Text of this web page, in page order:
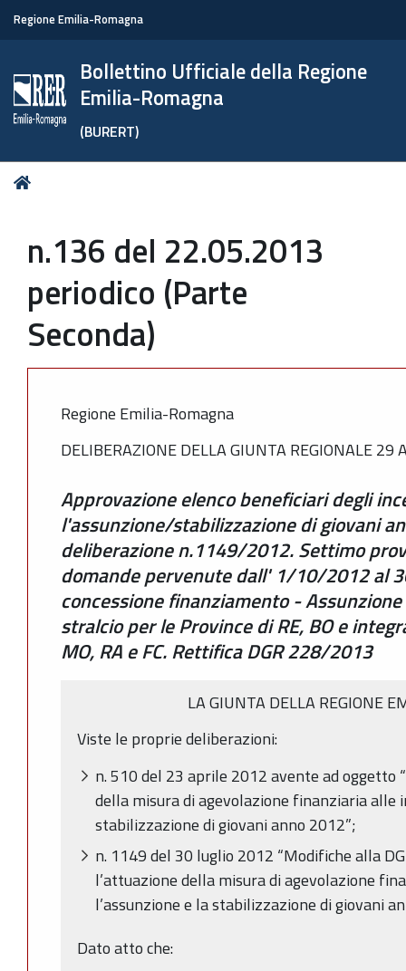
Regione Emilia-Romagna
Bollettino Ufficiale della Regione
Emilia-Romagna
(BURERT)
Tu
n.136 del 22.05.2013
periodico (Parte
Seconda)
Regione Emilia-Romagna
DELIBERAZIONE DELLA GIUNTA REGIONALE 29
Approvazione elenco beneficiari degli
l'assunzione/stabilizzazione di giovani
deliberazione n.1149/2012. Settimo
domande pervenute dall' 1/10/2012 al
concessione finanziamento -
stralcio per le Province di RE, BO e
MO, RA e FC. Rettifica DGR 228/2013
LA GIUNTA DELLA REGIONE
Viste le proprie deliberazioni:
n. 510 del 23 aprile 2012 avente ad oggetto
della misura di agevolazione finanziaria alle
stabilizzazione di giovani anno 2012”;
n. 1149 del 30 luglio 2012 “Modifiche alla
l’attuazione della misura di agevolazione
l’assunzione e la stabilizzazione di giovani
Dato atto che: